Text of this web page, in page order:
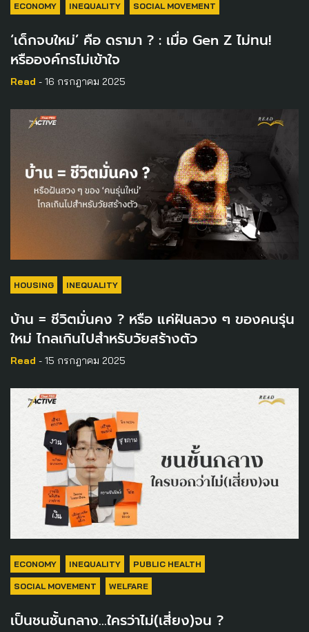
ECONOMY INEQUALITY SOCIAL MOVEMENT
‘เด็กจบใหม่’ คือ ดรามา ? : เมื่อ Gen Z ไม่ทน!
หรือองค์กรไม่เข้าใจ
Read - 16 กรกฎาคม 2025
HOUSING INEQUALITY
บ้าน = ชีวิตมั่นคง ? หรือ แค่ฝันลวง ๆ ของคนรุ่น
ใหม่ ไกลเกินไปสำหรับวัยสร้างตัว
Read - 15 กรกฎาคม 2025
ECONOMY INEQUALITY PUBLIC HEALTH
SOCIAL MOVEMENT WELFARE
เป็นชนชั้นกลาง…ใครว่าไม่(เสี่ยง)จน ?